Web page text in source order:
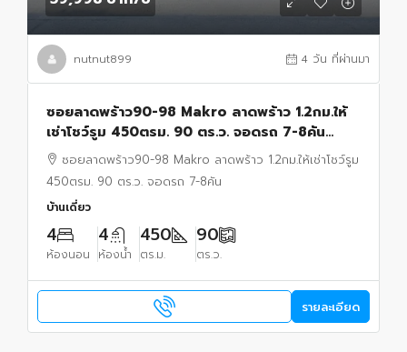
nutnut899 4 วัน ที่ผ่านมา
ซอยลาดพร้าว90-98 Makro ลาดพร้าว 1.2กม.ให้
เช่าโชว์รูม 450ตรม. 90 ตร.ว. จอดรถ 7-8คัน
Town in Town 800ม. ออฟฟิศ 2ชั้น
ซอยลาดพร้าว90-98 Makro ลาดพร้าว 1.2กม.ให้เช่าโชว์รูม
450ตรม. 90 ตร.ว. จอดรถ 7-8คัน
บ้านเดี่ยว
4
ห้องนอน
4
ห้องน้ำ
450
ตร.ม.
90
ตร.ว.
รายละเอียด